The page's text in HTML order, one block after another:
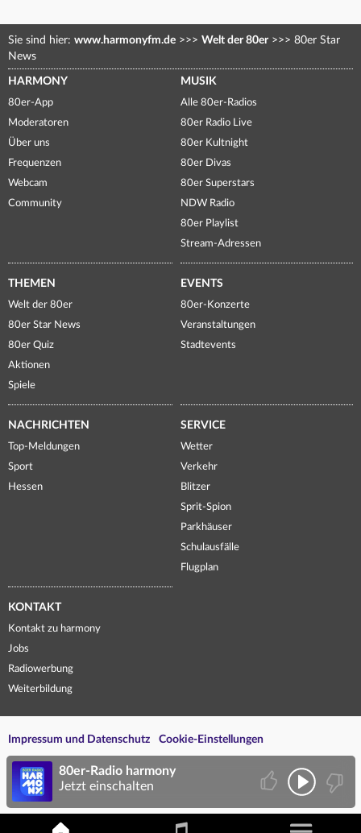
Sie sind hier: www.harmonyfm.de >>> Welt der 80er >>> 80er Star
News
HARMONY
80er-App
Moderatoren
Über uns
Frequenzen
Webcam
Community
MUSIK
Alle 80er-Radios
80er Radio Live
80er Kultnight
80er Divas
80er Superstars
NDW Radio
80er Playlist
Stream-Adressen
THEMEN
Welt der 80er
80er Star News
80er Quiz
Aktionen
Spiele
EVENTS
80er-Konzerte
Veranstaltungen
Stadtevents
NACHRICHTEN
Top-Meldungen
Sport
Hessen
SERVICE
Wetter
Verkehr
Blitzer
Sprit-Spion
Parkhäuser
Schulausfälle
Flugplan
KONTAKT
Kontakt zu harmony
Jobs
Radiowerbung
Weiterbildung
Impressum und Datenschutz Cookie-Einstellungen
80er-Radio harmony
Jetzt einschalten